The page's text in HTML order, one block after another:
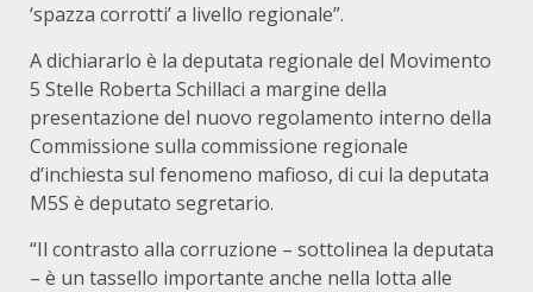
‘spazza corrotti’ a livello regionale”.
A dichiararlo è la deputata regionale del Movimento
5 Stelle Roberta Schillaci a margine della
presentazione del nuovo regolamento interno della
Commissione sulla commissione regionale
d’inchiesta sul fenomeno mafioso, di cui la deputata
M5S è deputato segretario.
“Il contrasto alla corruzione – sottolinea la deputata
– è un tassello importante anche nella lotta alle